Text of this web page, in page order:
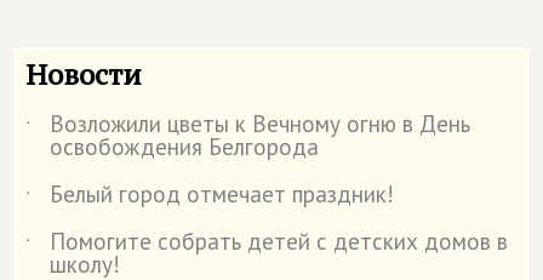
Новости
˙ Возложили цветы к Вечному огню в День
освобождения Белгорода
˙
Белый город отмечает праздник!
˙
Помогите собрать детей с детских домов в
школу!